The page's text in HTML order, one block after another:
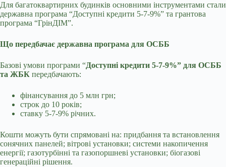
Для багатоквартирних будинків основними інструментами стали
державна програма “Доступні кредити 5-7-9%” та грантова
програма “ГрінДІМ”.
Що передбачає державна програма для ОСББ
Базові умови програми “Доступні кредити 5-7-9%” для ОСББ
та ЖБК передбачають:
фінансування до 5 млн грн;
строк до 10 років;
ставку 5-7-9% річних.
Кошти можуть бути спрямовані на: придбання та встановлення
сонячних панелей; вітрові установки; системи накопичення
енергії; газотурбінні та газопоршневі установки; біогазові
генераційні рішення.